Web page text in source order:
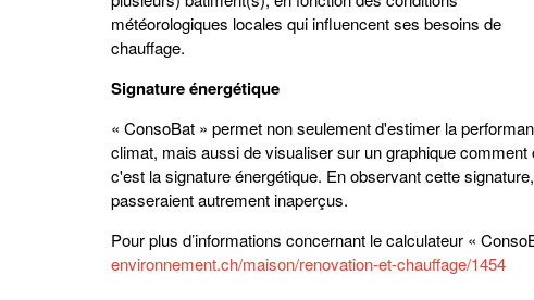
météorologiques locales qui influencent ses besoins de
chauffage.
Signature énergétique
« ConsoBat » permet non seulement d'estimer la
climat, mais aussi de visualiser sur un graphique
c'est la signature énergétique. En observant cette
passeraient autrement inaperçus.
Pour plus d’informations concernant le calculateur «
environnement.ch/maison/renovation-et-chauffage/1454